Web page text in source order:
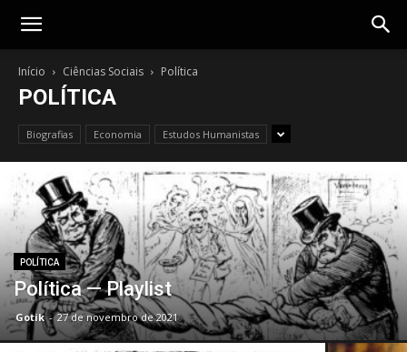
Gotik
Início Ciências Sociais Política
POLÍTICA
Biografias Economia Estudos Humanistas
POLÍTICA
Política — Playlist
Gotik - 27 de novembro de 2021